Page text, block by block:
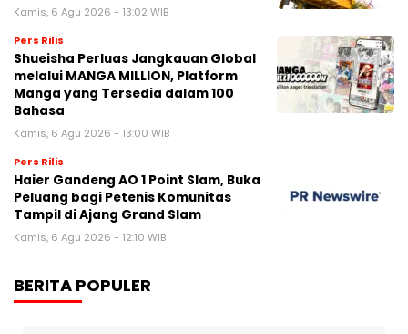
Kamis, 6 Agu 2026 - 13:02 WIB
Pers Rilis
Shueisha Perluas Jangkauan Global
melalui MANGA MILLION, Platform
Manga yang Tersedia dalam 100
Bahasa
Kamis, 6 Agu 2026 - 13:00 WIB
Pers Rilis
Haier Gandeng AO 1 Point Slam, Buka
Peluang bagi Petenis Komunitas
Tampil di Ajang Grand Slam
Kamis, 6 Agu 2026 - 12:10 WIB
BERITA POPULER